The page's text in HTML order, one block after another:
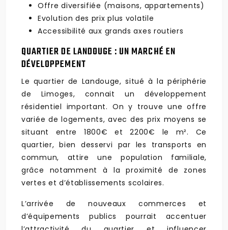
Offre diversifiée (maisons, appartements)
Evolution des prix plus volatile
Accessibilité aux grands axes routiers
QUARTIER DE LANDOUGE : UN MARCHÉ EN
DÉVELOPPEMENT
Le quartier de Landouge, situé à la périphérie
de Limoges, connait un développement
résidentiel important. On y trouve une offre
variée de logements, avec des prix moyens se
situant entre 1800€ et 2200€ le m². Ce
quartier, bien desservi par les transports en
commun, attire une population familiale,
grâce notamment à la proximité de zones
vertes et d’établissements scolaires.
L’arrivée de nouveaux commerces et
d’équipements publics pourrait accentuer